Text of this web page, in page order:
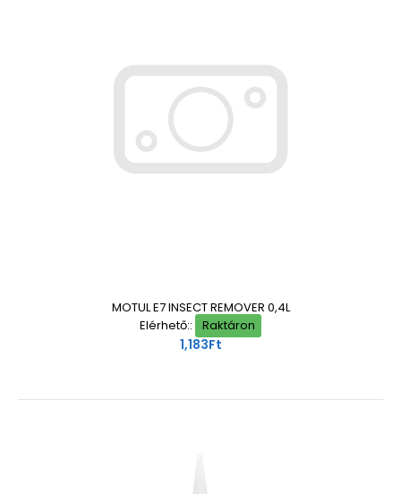
MOTUL E7 INSECT REMOVER 0,4L
Elérhető::
Raktáron
1,183Ft